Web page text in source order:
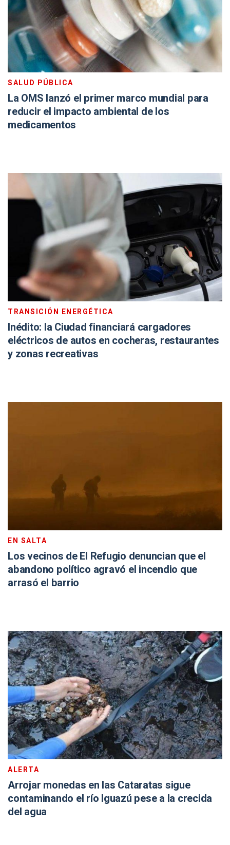
SALUD PÚBLICA
La OMS lanzó el primer marco mundial para
reducir el impacto ambiental de los
medicamentos
TRANSICIÓN ENERGÉTICA
Inédito: la Ciudad financiará cargadores
eléctricos de autos en cocheras, restaurantes
y zonas recreativas
EN SALTA
Los vecinos de El Refugio denuncian que el
abandono político agravó el incendio que
arrasó el barrio
ALERTA
Arrojar monedas en las Cataratas sigue
contaminando el río Iguazú pese a la crecida
del agua